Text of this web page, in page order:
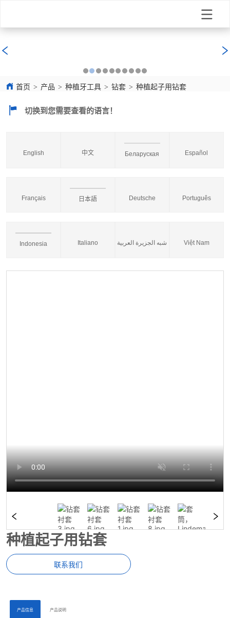
首页 > 产品 > 种植牙工具 > 钻套 > 种植起子用钻套
切换到您需要查看的语言！
English 中文 Беларуская Español
Français 日本語 Deutsche Português
Indonesia Italiano شبه الجزيرة العربية Việt Nam
种植起子用钻套
联系我们
ㅤㅤ产品信息ㅤㅤ ㅤㅤ产品说明ㅤㅤ